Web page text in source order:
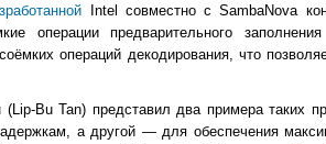
Intel совместно с SambaNova
операции предварительного
операций декодирования, что
Bu Tan) представил два примера таких
а другой — для обеспечения